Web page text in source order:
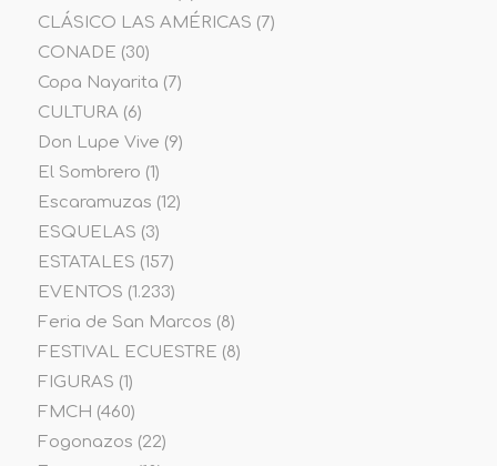
CLÁSICO LAS AMÉRICAS (7)
CONADE (30)
Copa Nayarita (7)
CULTURA(6)
Don Lupe Vive (9)
El Sombrero (1)
Escaramuzas (12)
ESQUELAS (3)
ESTATALES (157)
EVENTOS (1.233)
Feria de San Marcos (8)
FESTIVAL ECUESTRE (8)
FIGURAS (1)
FMCH (460)
Fogonazos (22)